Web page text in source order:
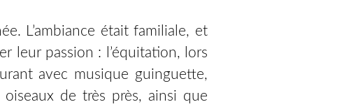
L’ambiance était familiale, et
leur passion : l’équitation, lors
avec musique guinguette,
de très près, ainsi que